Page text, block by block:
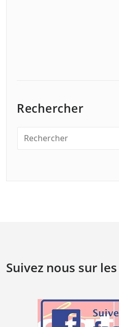
Rechercher
Suivez nous sur